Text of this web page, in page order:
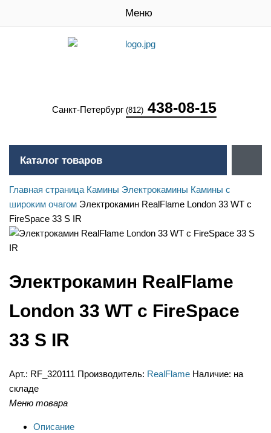
Меню
Санкт-Петербург (812) 438-08-15
Каталог товаров
Главная страница Камины Электрокамины Камины с
широким очагом Электрокамин RealFlame London 33 WT с
FireSpace 33 S IR
Электрокамин RealFlame
London 33 WT с FireSpace
33 S IR
Арт.: RF_320111 Производитель: RealFlame Наличие: на
складе
Меню товара
Описание